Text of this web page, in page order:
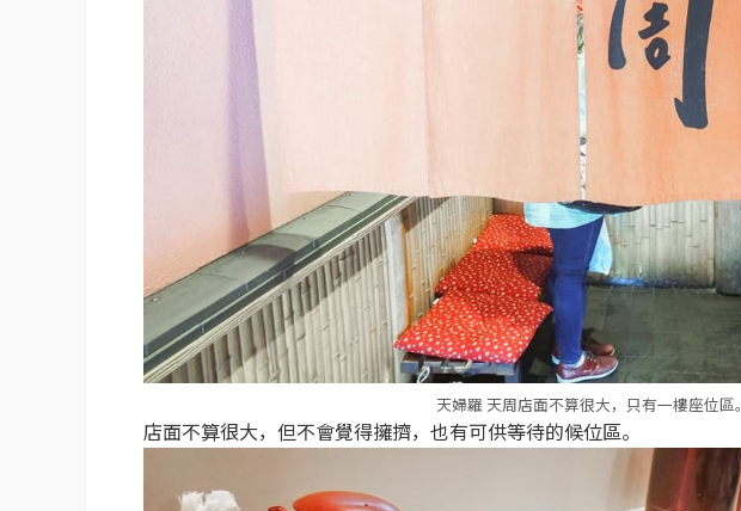
天婦羅 天周店面不算很大，只有一樓座位區。
店面不算很大，但不會覺得擁擠，也有可供等待的候位區。